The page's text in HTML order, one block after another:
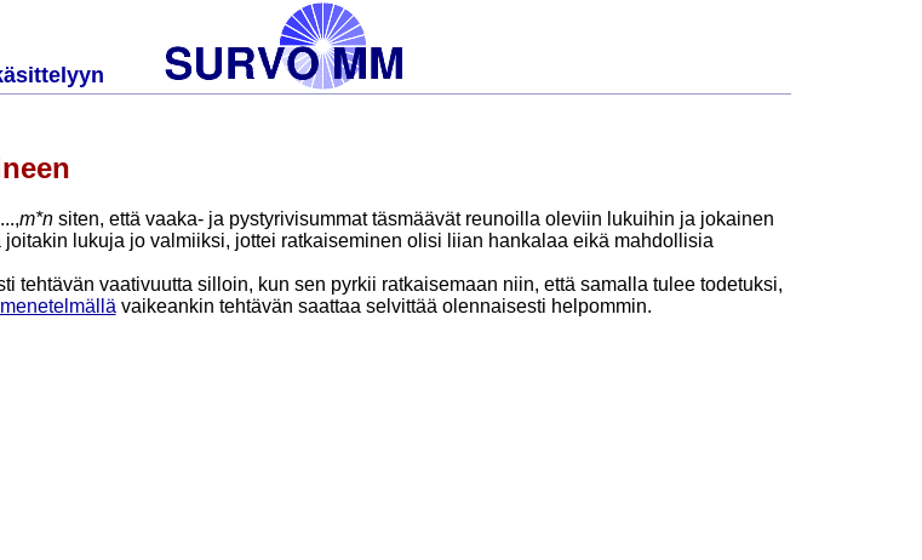
m*nsiten, että vaaka- ja pystyrivisummat täsmäävät reunoilla oleviin lukuihin ja jokainen
lukuja jo valmiiksi, jottei ratkaiseminen olisi liian hankalaa eikä mahdollisia
tehtävän vaativuutta silloin, kun sen pyrkii ratkaisemaan niin, että samalla tulee todetuksi,
vaikeankin tehtävän saattaa selvittää olennaisesti helpommin.